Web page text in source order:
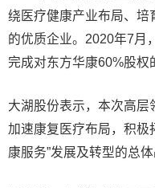
绕医疗健康产业布局、培
的优质企业。2020年7月
完成对东方华康60%股权
大湖股份表示，本次高层
加速康复医疗布局，积极
康服务”发展及转型的总